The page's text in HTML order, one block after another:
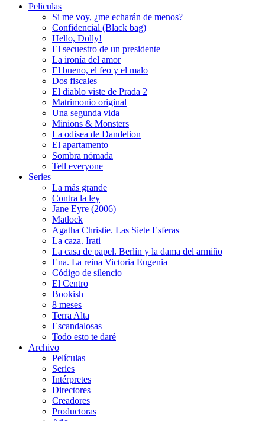
Peliculas
Si me voy, ¿me echarán de menos?
Confidencial (Black bag)
Hello, Dolly!
El secuestro de un presidente
La ironía del amor
El bueno, el feo y el malo
Dos fiscales
El diablo viste de Prada 2
Matrimonio original
Una segunda vida
Minions & Monsters
La odisea de Dandelion
El apartamento
Sombra nómada
Tell everyone
Series
La más grande
Contra la ley
Jane Eyre (2006)
Matlock
Agatha Christie. Las Siete Esferas
La caza. Irati
La casa de papel. Berlín y la dama del armiño
Ena. La reina Victoria Eugenia
Código de silencio
El Centro
Bookish
8 meses
Terra Alta
Escandalosas
Todo esto te daré
Archivo
Películas
Series
Intérpretes
Directores
Creadores
Productoras